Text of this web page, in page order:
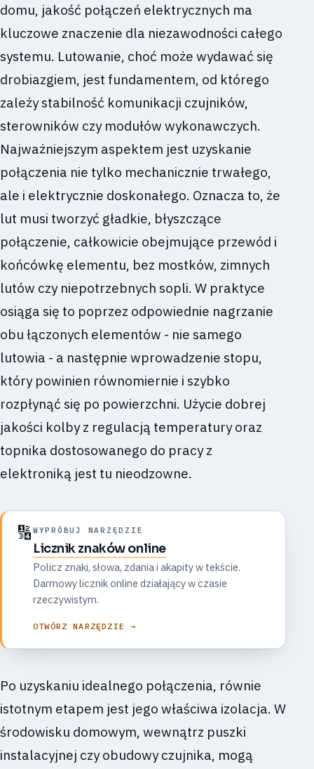
domu, jakość połączeń elektrycznych ma
kluczowe znaczenie dla niezawodności całego
systemu. Lutowanie, choć może wydawać się
drobiazgiem, jest fundamentem, od którego
zależy stabilność komunikacji czujników,
sterowników czy modułów wykonawczych.
Najważniejszym aspektem jest uzyskanie
połączenia nie tylko mechanicznie trwałego,
ale i elektrycznie doskonałego. Oznacza to, że
lut musi tworzyć gładkie, błyszczące
połączenie, całkowicie obejmujące przewód i
końcówkę elementu, bez mostków, zimnych
lutów czy niepotrzebnych sopli. W praktyce
osiąga się to poprzez odpowiednie nagrzanie
obu łączonych elementów - nie samego
lutowia - a następnie wprowadzenie stopu,
który powinien równomiernie i szybko
rozpłynąć się po powierzchni. Użycie dobrej
jakości kolby z regulacją temperatury oraz
topnika dostosowanego do pracy z
elektroniką jest tu nieodzowne.
🔢 WYPRÓBUJ NARZĘDZIE
Licznik znaków online
Policz znaki, słowa, zdania i akapity w tekście.
Darmowy licznik online działający w czasie
rzeczywistym.
OTWÓRZ NARZĘDZIE →
Po uzyskaniu idealnego połączenia, równie
istotnym etapem jest jego właściwa izolacja. W
środowisku domowym, wewnątrz puszki
instalacyjnej czy obudowy czujnika, mogą